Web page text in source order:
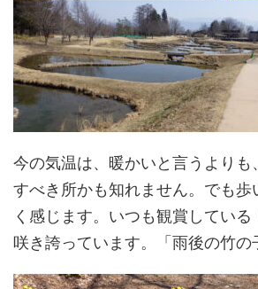
今の気温は、暖かいと言うよりも
すべき所かも知れません。でも歩
く感じます。いつも観賞している
咲き誇っています。「雨後の竹の